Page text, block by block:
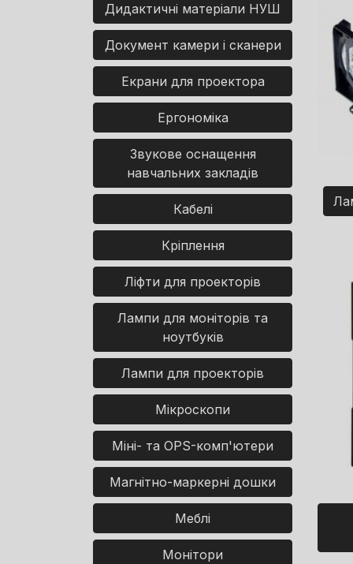
Дидактичні матеріали НУШ
Документ камери і сканери
Екрани для проектора
Ергономіка
Звукове оснащення
навчальних закладів
Кабелі
Кріплення
Ліфти для проекторів
Лампи для моніторів та
ноутбуків
Лампи для проекторів
Мікроскопи
Міні- та OPS-комп'ютери
Магнітно-маркерні дошки
Меблі
Монітори